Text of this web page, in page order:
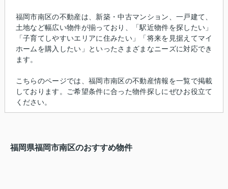
福岡市南区の不動産は、新築・中古マンション、一戸建て、
土地など幅広い物件が揃っており、「駅近物件を探したい」
「子育てしやすいエリアに住みたい」「将来を見据えてマイ
ホームを購入したい」といったさまざまなニーズに対応でき
ます。
こちらのページでは、福岡市南区の不動産情報を一覧で掲載
しております。ご希望条件に合った物件探しにぜひお役立て
ください。
福岡県福岡市南区のおすすめ物件